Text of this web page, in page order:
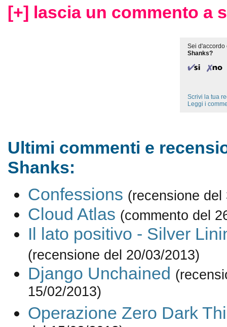
[+] lascia un commento a
Sei d'accordo
Shanks?
Scrivi la tua
Leggi i
Ultimi commenti e
Shanks:
Confessions (recensione del
Cloud Atlas (commento del
Il lato positivo - Silver
(recensione del 20/03/2013)
Django Unchained
15/02/2013)
Operazione Zero Dark